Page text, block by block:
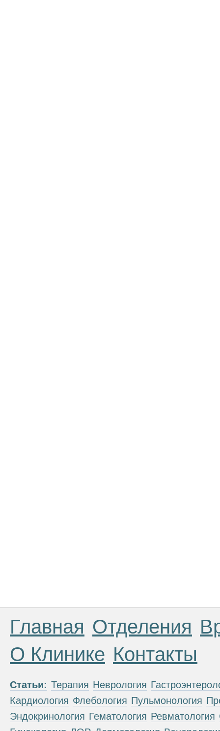
Главная Отделения
О Клинике Контакты
Статьи: Терапия Неврология
Кардиология Флебология Пульмонология
Эндокринология Гематология Ревматология